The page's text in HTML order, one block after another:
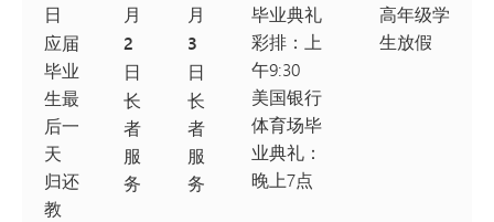
日
应届
毕业
生最
后一
天
归还
教
月
2
日
长
者
服
务
月
3
日
长
者
服
务
毕业典礼
彩排：上
午9:30
美国银行
体育场毕
业典礼：
晚上7点
高年级学
生放假